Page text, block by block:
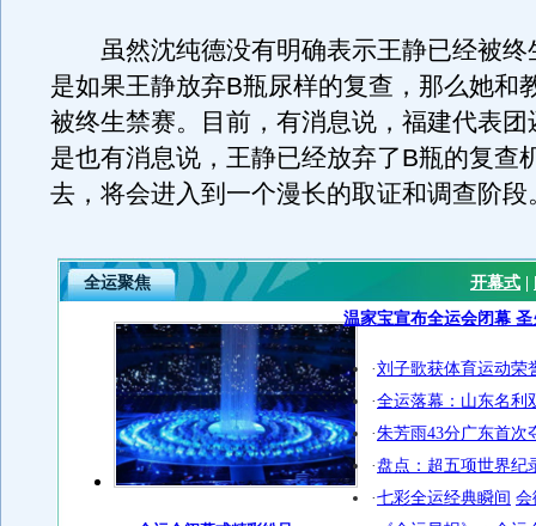
虽然沈纯德没有明确表示王静已经被终
是如果王静放弃B瓶尿样的复查，那么她和
被终生禁赛。目前，有消息说，福建代表团
是也有消息说，王静已经放弃了B瓶的复查
去，将会进入到一个漫长的取证和调查阶段